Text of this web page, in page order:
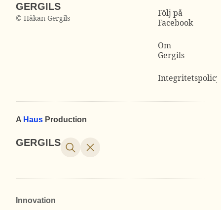
GERGILS
© Håkan Gergils
Följ på
Facebook
Om
Gergils
Integritetspolicy
A Haus Production
GERGILS
Innovation